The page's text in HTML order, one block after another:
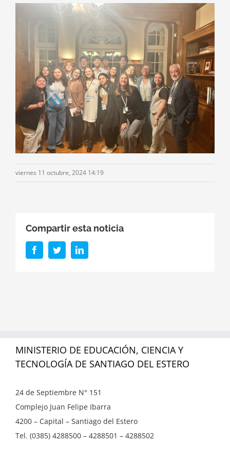
viernes 11 octubre, 2024 14:19
Compartir esta noticia
FacebookTwitterLinkedIn
MINISTERIO DE EDUCACIÓN, CIENCIA Y
TECNOLOGÍA DE SANTIAGO DEL ESTERO
24 de Septiembre N° 151
Complejo Juan Felipe Ibarra
4200 – Capital – Santiago del Estero
Tel. (0385) 4288500 – 4288501 – 4288502